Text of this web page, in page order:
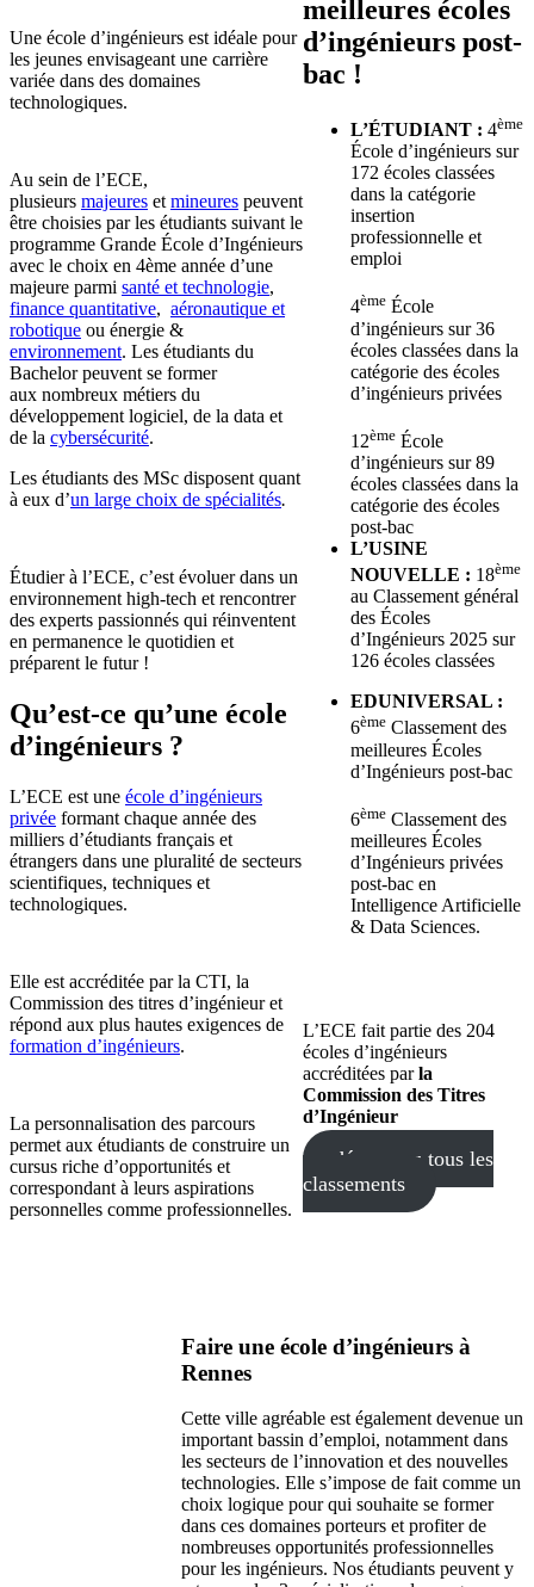
Une école d’ingénieurs est idéale pour
les jeunes envisageant une carrière
variée dans des domaines
technologiques.
Au sein de l’ECE,
plusieurs majeures et mineures peuvent
être choisies par les étudiants suivant le
programme Grande École d’Ingénieurs
avec le choix en 4ème année d’une
majeure parmi santé et technologie,
finance quantitative, aéronautique et
robotique ou énergie &
environnement. Les étudiants du
Bachelor peuvent se former
aux nombreux métiers du
développement logiciel, de la data et
de la cybersécurité.
Les étudiants des MSc disposent quant
à eux d’un large choix de spécialités.
Étudier à l’ECE, c’est évoluer dans un
environnement high-tech et rencontrer
des experts passionnés qui réinventent
en permanence le quotidien et
préparent le futur !
Qu’est-ce qu’une école
d’ingénieurs ?
L’ECE est une école d’ingénieurs
privée formant chaque année des
milliers d’étudiants français et
étrangers dans une pluralité de secteurs
scientifiques, techniques et
technologiques.
Elle est accréditée par la CTI, la
Commission des titres d’ingénieur et
répond aux plus hautes exigences de
formation d’ingénieurs.
La personnalisation des parcours
permet aux étudiants de construire un
cursus riche d’opportunités et
correspondant à leurs aspirations
personnelles comme professionnelles.
meilleures écoles
d’ingénieurs post-
bac !
L’ÉTUDIANT : 4ème
École d’ingénieurs sur
172 écoles classées
dans la catégorie
insertion
professionnelle et
emploi
4ème École
d’ingénieurs sur 36
écoles classées dans la
catégorie des écoles
d’ingénieurs privées
12ème École
d’ingénieurs sur 89
écoles classées dans la
catégorie des écoles
post-bac
L’USINE
NOUVELLE : 18ème
au Classement général
des Écoles
d’Ingénieurs 2025 sur
126 écoles classées
EDUNIVERSAL :
6ème Classement des
meilleures Écoles
d’Ingénieurs post-bac
6ème Classement des
meilleures Écoles
d’Ingénieurs privées
post-bac en
Intelligence Artificielle
& Data Sciences.
L’ECE fait partie des 204
écoles d’ingénieurs
accréditées parla
Commission des Titres
d’Ingénieur
découvrez tous les
classements
Faire une école d’ingénieurs à
Rennes
Cette ville agréable est également devenue un
important bassin d’emploi, notamment dans
les secteurs de l’innovation et des nouvelles
technologies. Elle s’impose de fait comme un
choix logique pour qui souhaite se former
dans ces domaines porteurs et profiter de
nombreuses opportunités professionnelles
pour les ingénieurs. Nos étudiants peuvent y